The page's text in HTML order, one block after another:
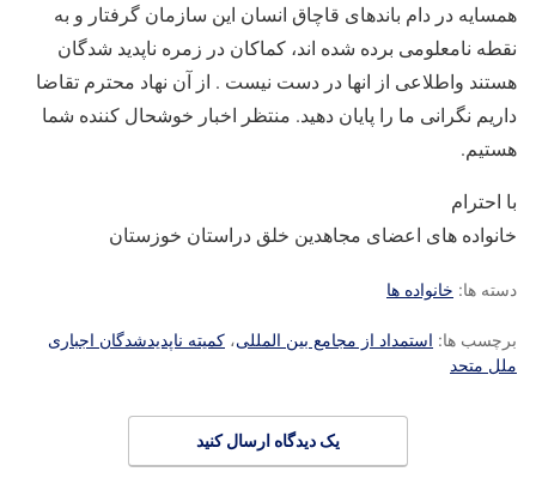
همسایه در دام باندهای قاچاق انسان این سازمان گرفتار و به
نقطه نامعلومی برده شده اند، کماکان در زمره ناپدید شدگان
هستند واطلاعی از انها در دست نیست . از آن نهاد محترم تقاضا
داریم نگرانی ما را پایان دهید. منتظر اخبار خوشحال کننده شما
هستیم.
با احترام
خانواده های اعضای مجاهدین خلق دراستان خوزستان
دسته ها: خانواده ها
برچسب ها: استمداد از مجامع بین المللی، کمیته ناپدیدشدگان اجباری
ملل متحد
یک دیدگاه ارسال کنید